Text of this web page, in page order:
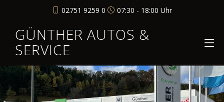
02751 9259 0 07:30 - 18:00 Uhr
GÜNTHER AUTOS &
SERVICE